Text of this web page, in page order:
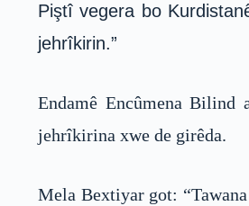
Piştî vegera bo
jehrîkirin.”
Endamê Encûmena
jehrîkirina xwe de girêda.
Mela Bextiyar got: